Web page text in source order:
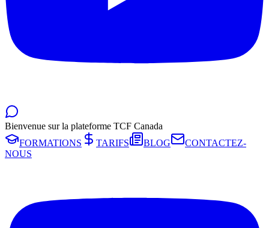
Bienvenue sur la plateforme TCF Canada
FORMATIONS
TARIFS BLOG
CONTACTEZ-
NOUS